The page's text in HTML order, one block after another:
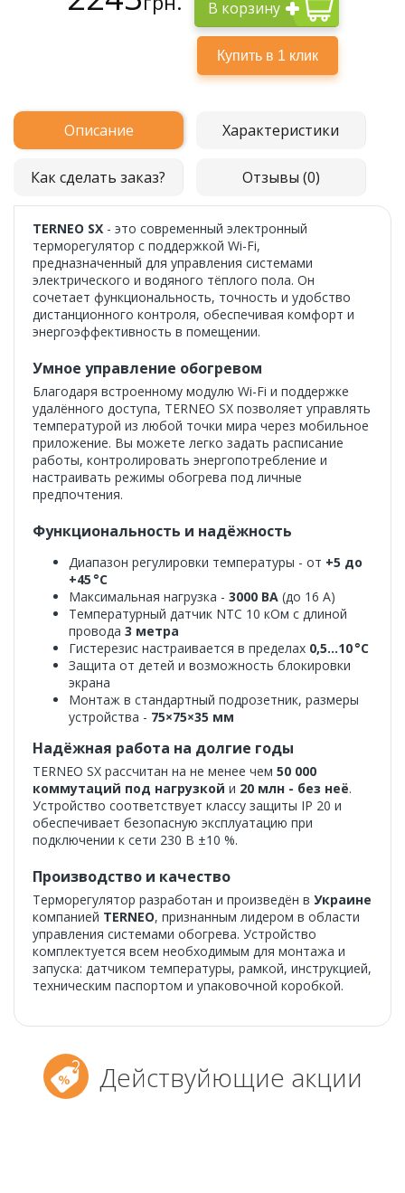
В корзину
Описание Характеристики
Как сделать заказ? Отзывы (0)
TERNEO SX - это современный электронный
терморегулятор с поддержкой Wi-Fi,
предназначенный для управления системами
электрического и водяного тёплого пола. Он
сочетает функциональность, точность и удобство
дистанционного контроля, обеспечивая комфорт и
энергоэффективность в помещении.
Умное управление обогревом
Благодаря встроенному модулю Wi-Fi и поддержке
удалённого доступа, TERNEO SX позволяет управлять
температурой из любой точки мира через мобильное
приложение. Вы можете легко задать расписание
работы, контролировать энергопотребление и
настраивать режимы обогрева под личные
предпочтения.
Функциональность и надёжность
Диапазон регулировки температуры - от +5 до
+45 °C
Максимальная нагрузка - 3000 ВА (до 16 А)
Температурный датчик NTC 10 кОм с длиной
провода 3 метра
Гистерезис настраивается в пределах 0,5…10 °C
Защита от детей и возможность блокировки
экрана
Монтаж в стандартный подрозетник, размеры
устройства - 75×75×35 мм
Надёжная работа на долгие годы
TERNEO SX рассчитан на не менее чем 50 000
коммутаций под нагрузкой и 20 млн - без неё.
Устройство соответствует классу защиты IP 20 и
обеспечивает безопасную эксплуатацию при
подключении к сети 230 В ±10 %.
Производство и качество
Терморегулятор разработан и произведён в Украине
компанией TERNEO, признанным лидером в области
управления системами обогрева. Устройство
комплектуется всем необходимым для монтажа и
запуска: датчиком температуры, рамкой, инструкцией,
техническим паспортом и упаковочной коробкой.
Действуйющие акции